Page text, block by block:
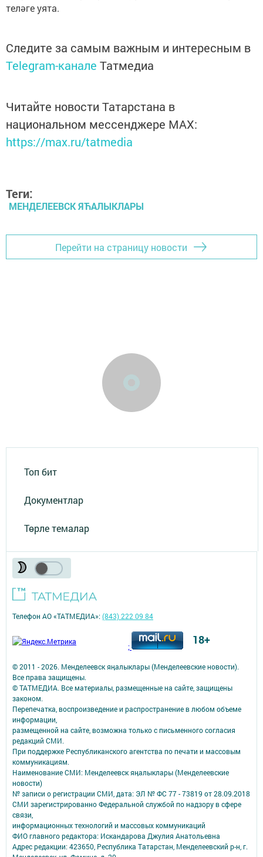
теләге уята.
Следите за самым важным и интересным в
Telegram-канале Татмедиа
Читайте новости Татарстана в
национальном мессенджере MАХ:
https://max.ru/tatmedia
Теги:
МЕНДЕЛЕЕВСК ЯЋАЛЫКЛАРЫ
Перейти на страницу новости
Топ бит
Документлар
Төрле темалар
© 2011 - 2026. Менделеевск яӊалыклары (Менделеевские новости).
Все права защищены.
© ТАТМЕДИА. Все материалы, размещенные на сайте, защищены
законом.
Перепечатка, воспроизведение и распространение в любом объеме
информации,
размещенной на сайте, возможна только с письменного согласия
редакций СМИ.
При поддержке Республиканского агентства по печати и массовым
коммуникациям.
Наименование СМИ: Менделеевск яӊалыклары (Менделеевские
новости)
№ записи о регистрации СМИ, дата: ЭЛ № ФС 77 - 73819 от 28.09.2018
СМИ зарегистрированно Федеральной службой по надзору в сфере
связи,
информационных технологий и массовых коммуникаций
ФИО главного редактора: Искандарова Джулия Анатольевна
Адрес редакции: 423650, Республика Татарстан, Менделеевский р-н, г.
Телефон АО «ТАТМЕДИА»:(843) 222 09 84
; 18+